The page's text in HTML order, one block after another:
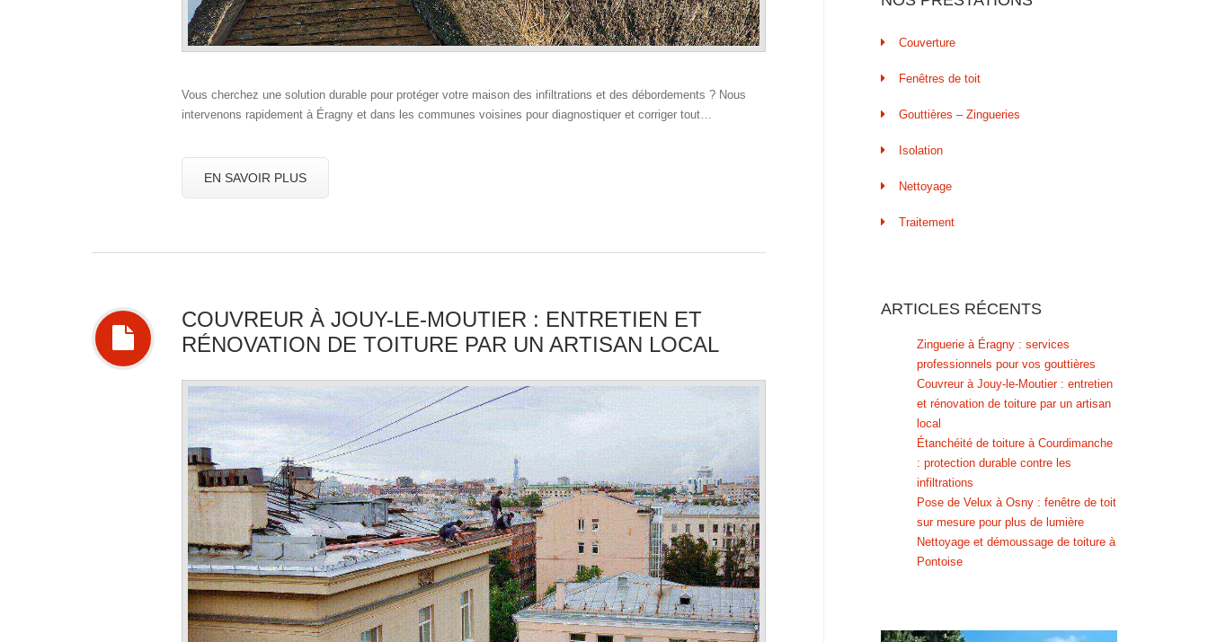
Vous cherchez une solution durable pour protéger votre maison des infiltrations et des débordements ? Nous
intervenons rapidement à Éragny et dans les communes voisines pour diagnostiquer et corriger tout…
EN SAVOIR PLUS
COUVREUR À JOUY-LE-MOUTIER : ENTRETIEN ET
RÉNOVATION DE TOITURE PAR UN ARTISAN LOCAL
Couverture
Fenêtres de toit
Gouttières – Zingueries
Isolation
Nettoyage
Traitement
ARTICLES RÉCENTS
Zinguerie à Éragny : services
professionnels pour vos gouttières
Couvreur à Jouy-le-Moutier : entretien
et rénovation de toiture par un artisan
local
Étanchéité de toiture à Courdimanche
: protection durable contre les
infiltrations
Pose de Velux à Osny : fenêtre de toit
sur mesure pour plus de lumière
Nettoyage et démoussage de toiture à
Pontoise